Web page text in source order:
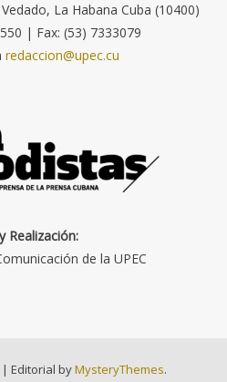
La Habana Cuba (10400)
| Fax: (53) 7333079
redaccion@upec.cu
Realización:
de la UPEC
| Editorial byMysteryThemes.